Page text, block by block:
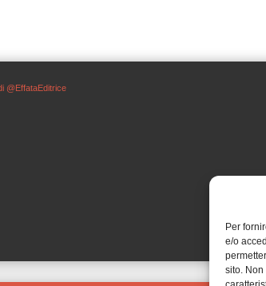
Per
e/o
sito.
@EffataEditrice